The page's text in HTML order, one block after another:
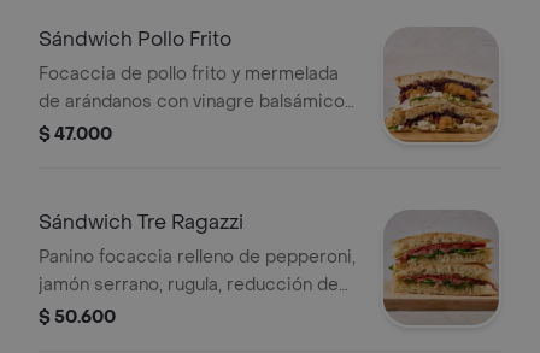
Sándwich Pollo Frito
Focaccia de pollo frito y mermelada
de arándanos con vinagre balsámico,
rugula y straciatella
$ 47.000
Sándwich Tre Ragazzi
Panino focaccia relleno de pepperoni,
jamón serrano, rugula, reducción de
balsámico y salsa provenzal.
$ 50.600